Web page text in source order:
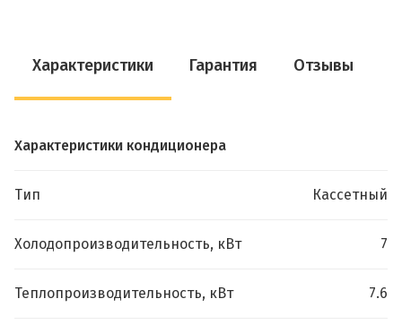
Характеристики Гарантия Отзывы
Характеристики кондиционера
Тип Кассетный
Холодопроизводительность, кВт 7
Теплопроизводительность, кВт 7.6